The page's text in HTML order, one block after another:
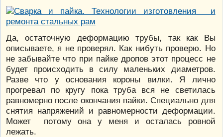
Да, остаточную деформацию трубы, так как Вы
описываете, я не проверял. Как нибуть проверю. Но
не забывайте что при пайке дропов этот процесс не
будет происходить в силу маленьких диаметров.
Разве что у основания короны вилки. Я лично
прогревал по кругу пока труба вся не светилась
равномерно после окончания пайки. Специально для
снятия напряжений и равномерности деформации.
Может потому она у меня и осталась ровной
лежать.